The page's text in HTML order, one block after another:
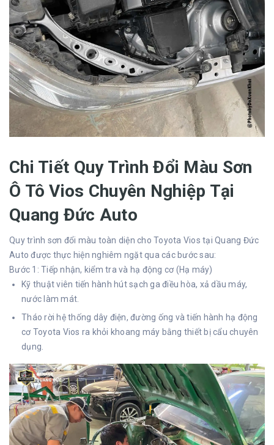
Chi Tiết Quy Trình Đổi Màu Sơn
Ô Tô Vios Chuyên Nghiệp Tại
Quang Đức Auto
Quy trình sơn đổi màu toàn diện cho Toyota Vios tại Quang Đức
Auto được thực hiện nghiêm ngặt qua các bước sau:
Bước 1: Tiếp nhận, kiểm tra và hạ động cơ (Hạ máy)
Kỹ thuật viên tiến hành hút sạch ga điều hòa, xả dầu máy,
nước làm mát.
Tháo rời hệ thống dây điện, đường ống và tiến hành hạ động
cơ Toyota Vios ra khỏi khoang máy bằng thiết bị cẩu chuyên
dụng.